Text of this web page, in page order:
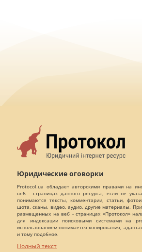
Юридические оговорки
Protocol.ua обладает авторскими правами на
веб - страницах данного ресурса, если не
понимаются тексты, комментарии, статьи,
шота, сканы, видео, аудио, другие материалы.
размещенных на веб - страницах «Протокол»
для индексации поисковыми системами на
использованием понимается копирования,
и тому подобное.
Полный текст